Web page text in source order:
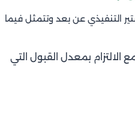
التنفيذي عن بعد وتتمثل فيما
بمعدل القبول التي